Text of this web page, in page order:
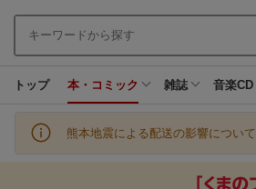
トップ 本・コミック 雑誌 音楽CD
熊本地震による配送の影響について